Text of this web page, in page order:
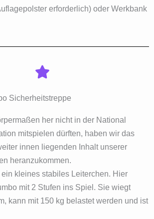
erforderlich) oder Werkbank
Sicherheitstreppe
her nicht in der National
mitspielen dürften, haben wir das
innen liegenden Inhalt unserer
heranzukommen.
kleines stabiles Leiterchen. Hier
mit 2 Stufen ins Spiel. Sie wiegt
kann mit 150 kg belastet werden und ist